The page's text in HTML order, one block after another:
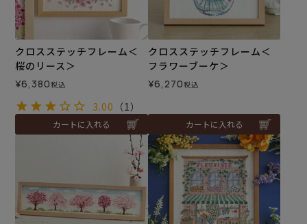
クロスステッチフレーム＜
桜のリース＞
¥6,380税込
3.00 （1）
カートに入れる
クロスステッチフレーム＜
フラワーブーケ＞
¥6,270税込
カートに入れる